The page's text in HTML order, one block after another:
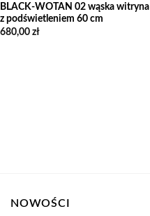
BLACK-WOTAN 02 wąska witryna
z podświetleniem 60 cm
680,00 zł
NOWOŚCI